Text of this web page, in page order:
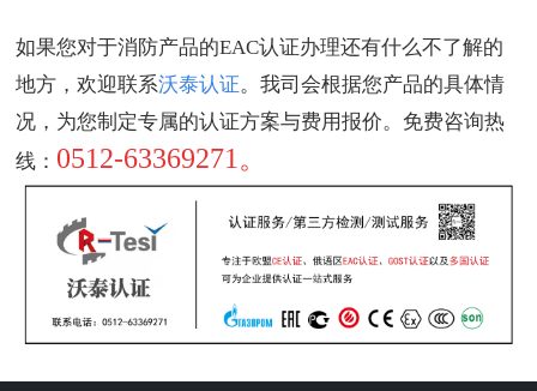
如果您对于消防产品的EAC认证办理还有什么不了解的
地方，欢迎联系沃泰认证。我司会根据您产品的具体情
况，为您制定专属的认证方案与费用报价。免费咨询热
线： 0512-63369271。